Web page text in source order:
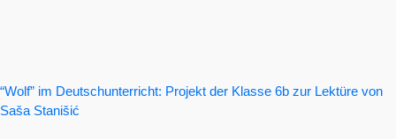
“Wolf” im Deutschunterricht: Projekt der Klasse 6b zur Lektüre von
Saša Stanišić